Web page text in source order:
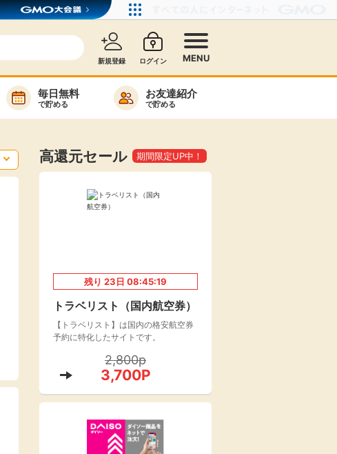
新規登録 ログイン MENU
毎日ゲット
毎日無料
で貯める
お友達紹介
で貯める
楽天toto【無料利
用登録】
140P
楽天レシピ
100P
レシ活
キャンペーン
情報
高還元セール 期間限定UP中！
残り 23日 08:45:18
トラベリスト（国内航空券）
【トラベリスト】は国内の格安航空券
予約に特化したサイトです。
2,800p
3,700P